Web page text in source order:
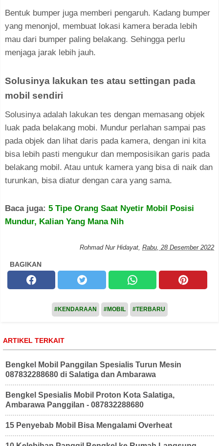
Bentuk bumper juga memberi pengaruh. Kadang bumper
yang menonjol, membuat lokasi kamera berada lebih
mau dari bumper paling belakang. Sehingga perlu
menjaga jarak lebih jauh.
Solusinya lakukan tes atau settingan pada
mobil sendiri
Solusinya adalah lakukan tes dengan memasang objek
luak pada belakang mobi. Mundur perlahan sampai pas
pada objek dan lihat daris pada kamera, dengan ini kita
bisa lebih pasti mengukur dan memposisikan garis pada
belakang mobil. Atau untuk kamera yang bisa di naik dan
turunkan, bisa diatur dengan cara yang sama.
Baca juga: 5 Tipe Orang Saat Nyetir Mobil Posisi
Mundur, Kalian Yang Mana Nih
Rohmad Nur Hidayat, Rabu, 28 Desember 2022
BAGIKAN
#KENDARAAN #MOBIL #TERBARU
ARTIKEL TERKAIT
Bengkel Mobil Panggilan Spesialis Turun Mesin
087832288680 di Salatiga dan Ambarawa
Bengkel Spesialis Mobil Proton Kota Salatiga,
Ambarawa Panggilan - 087832288680
15 Penyebab Mobil Bisa Mengalami Overheat